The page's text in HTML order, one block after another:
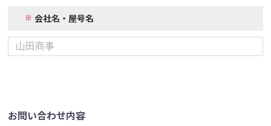
会社名・屋号名
お問い合わせ内容